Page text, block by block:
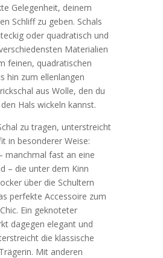
Gelegenheit, deinem
Schliff zu geben. Schals
oder quadratisch und
Materialien
feinen, quadratischen
hin zum ellenlangen
aus Wolle, den du
Hals wickeln kannst.
zu tragen, unterstreicht
in besonderer Weise:
manchmal fast an eine
– die unter dem Kinn
über die Schultern
perfekte Accessoire zum
Ein geknoteter
dagegen elegant und
die klassische
Mit anderen